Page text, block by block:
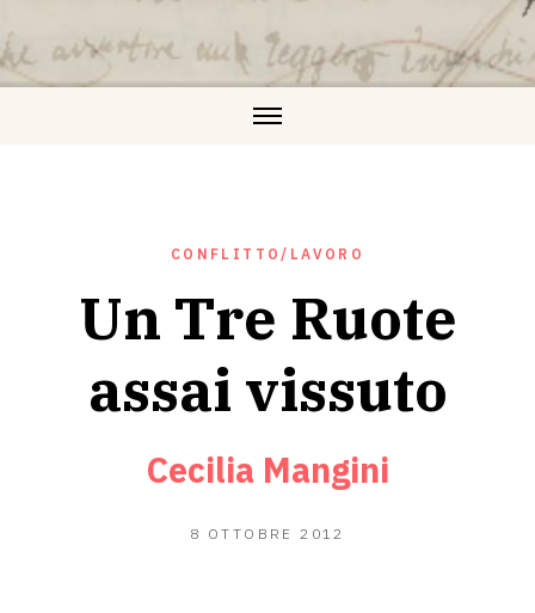
CONFLITTO/LAVORO
Un Tre Ruote
assai vissuto
Cecilia Mangini
8 OTTOBRE 2012